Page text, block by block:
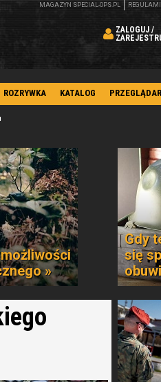
ZALOGUJ /
MAGAZYN SPECIAL-OPS.PL
ROZRYWKA KATALOG
»
Gdy
się